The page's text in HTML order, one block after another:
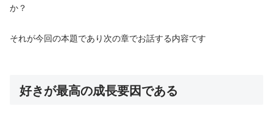
か？
それが今回の本題であり次の章でお話する内容です
好きが最高の成長要因である